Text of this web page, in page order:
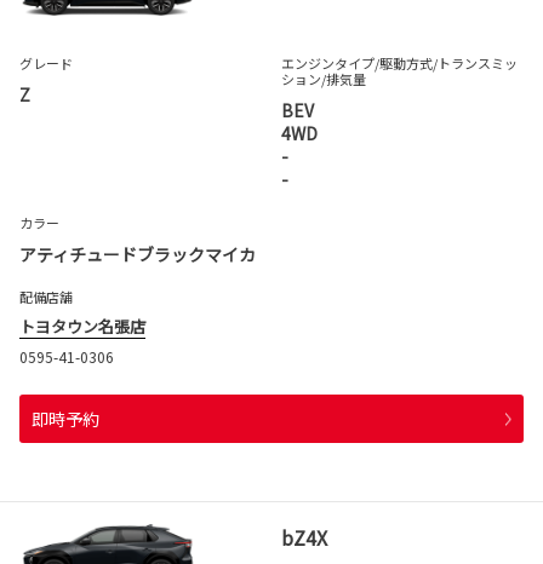
グレード
Z
エンジンタイプ/駆動方式/トランスミッ
ション/排気量
BEV
4WD
-
-
カラー
アティチュードブラックマイカ
配備店舗
トヨタウン名張店
0595-41-0306
即時予約
bZ4X